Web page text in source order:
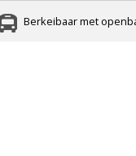
Berkeibaar met